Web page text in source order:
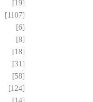
[19]
[1107]
[6]
[8]
[18]
[31]
[58]
[124]
[14]